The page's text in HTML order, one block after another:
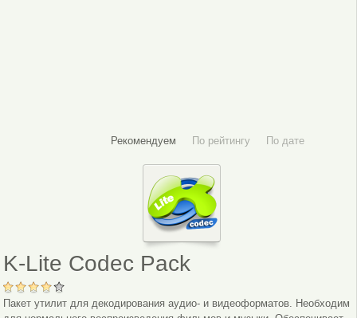
Рекомендуем По рейтингу По дате
K-Lite Codec Pack
Пакет утилит для декодирования аудио- и видеоформатов. Необходим